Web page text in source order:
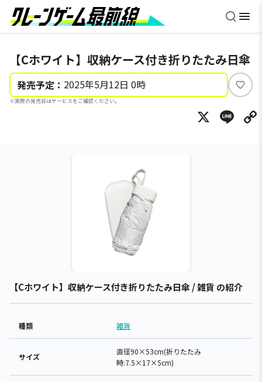
【Cホワイト】収納ケース付き折りたたみ日傘
発売予定： 2025年5月12日 0時
※実際の発売日はサービスをご確認ください。
い
ね
X
【Cホワイト】収納ケース付き折りたたみ日傘 / 雑貨 の紹介
種類 雑貨
サイズ
直径90×53cm(折りたたみ
時:7.5×17×5cm)